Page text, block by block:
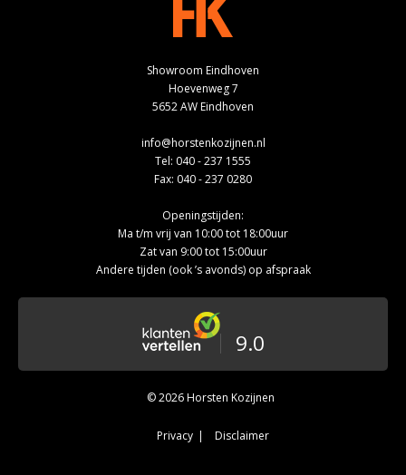
Showroom Eindhoven
Hoevenweg 7
5652 AW Eindhoven
info@horstenkozijnen.nl
Tel: 040 - 237 1555
Fax: 040 - 237 0280
Openingstijden:
Ma t/m vrij van 10:00 tot 18:00uur
Zat van 9:00 tot 15:00uur
Andere tijden (ook ’s avonds) op afspraak
9.0
© 2026 Horsten Kozijnen
Privacy Disclaimer